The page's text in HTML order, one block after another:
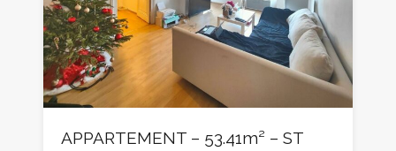
APPARTEMENT – 53.41m² – ST